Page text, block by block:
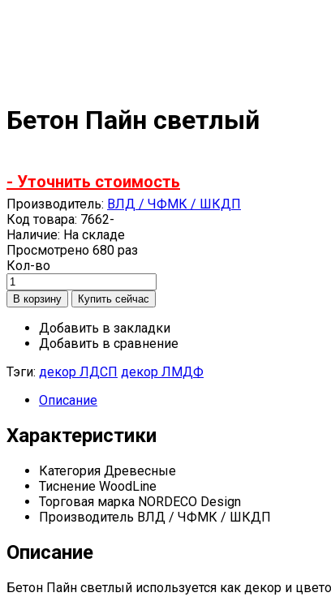
Бетон Пайн светлый
- Уточнить стоимость
Производитель: ВЛД / ЧФМК / ШКДП
Код товара: 7662-
Наличие: На складе
Просмотрено 680 раз
Кол-во
Добавить в закладки
Добавить в сравнение
Тэги: декор ЛДСП декор ЛМДФ
Описание
Характеристики
Категория Древесные
Тиснение WoodLine
Торговая марка NORDECO Design
Производитель ВЛД / ЧФМК / ШКДП
Описание
Бетон Пайн светлый используется как декор и